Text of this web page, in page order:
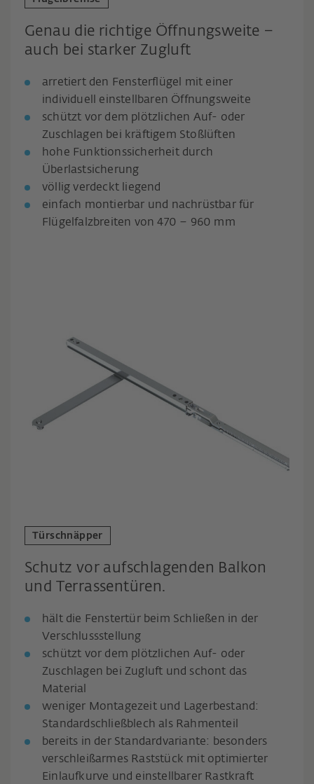
Genau die richtige Öffnungsweite –
auch bei starker Zugluft
arretiert den Fensterflügel mit einer
individuell einstellbaren Öffnungsweite
schützt vor dem plötzlichen Auf- oder
Zuschlagen bei kräftigem Stoßlüften
hohe Funktionssicherheit durch
Überlastsicherung
völlig verdeckt liegend
einfach montierbar und nachrüstbar für
Flügelfalzbreiten von 470 – 960 mm
Türschnäpper
Schutz vor aufschlagenden Balkon
und Terrassentüren.
hält die Fenstertür beim Schließen in der
Verschlussstellung
schützt vor dem plötzlichen Auf- oder
Zuschlagen bei Zugluft und schont das
Material
weniger Montagezeit und Lagerbestand:
Standardschließblech als Rahmenteil
bereits in der Standardvariante: besonders
verschleißarmes Raststück mit optimierter
Einlaufkurve und einstellbarer Rastkraft